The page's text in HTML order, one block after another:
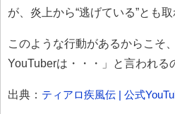
が、炎上から“逃げている”とも取
このような行動があるからこそ
YouTuberは・・・」と言われる
出典： ティアロ疾風伝 | 公式